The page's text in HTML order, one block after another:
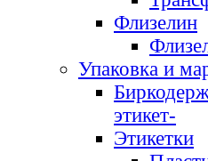
Флизелин
Упаковка и
этикет-
Этикетки